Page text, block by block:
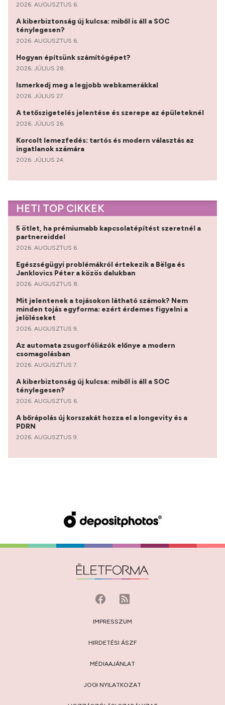
2026. AUGUSZTUS 6.
A kiberbiztonság új kulcsa: miből is áll a SOC
ténylegesen?
2026. AUGUSZTUS 6.
Hogyan építsünk számítógépet?
2026. JÚLIUS 28.
Ismerkedj meg a legjobb webkamerákkal
2026. JÚLIUS 27.
A tetőszigetelés jelentése és szerepe az épületeknél
2026. JÚLIUS 26.
Korcolt lemezfedés: tartós és modern választás az
ingatlanok számára
2026. JÚLIUS 24.
HETI TOP CIKKEK
5 ötlet, ha prémiumabb kapcsolatépítést szeretnél a
partnereiddel
2026. AUGUSZTUS 6.
Egészségügyi problémákról értekezik a Bëlga és
Janklovics Péter a közös dalukban
2026. AUGUSZTUS 8.
Mit jelentenek a tojásokon látható számok? Nem
minden tojás egyforma: ezért érdemes figyelni a
jelöléseket
2026. AUGUSZTUS 9.
Az automata zsugorfóliázók előnye a modern
csomagolásban
2026. AUGUSZTUS 7.
A kiberbiztonság új kulcsa: miből is áll a SOC
ténylegesen?
2026. AUGUSZTUS 6.
A bőrápolás új korszakát hozza el a longevity és a
PDRN
2026. AUGUSZTUS 9.
IMPRESSZUM
HIRDETÉSI ÁSZF
MÉDIAAJÁNLAT
JOGI NYILATKOZAT